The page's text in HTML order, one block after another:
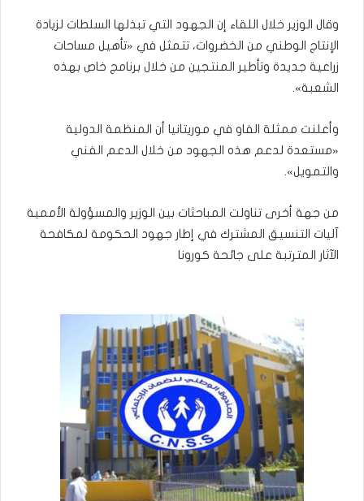
وقال الوزير خلال اللقاء إن الجهود التي تبذلها السلطات لزيادة
الإنتاج الوطني من الخضروات، تتمثل في «تأهيل مساحات
زراعية جديدة وتأطير المنتجين من خلال برنامج خاص بهذه
الشعبة».
وأعلنت ممثلة الفاو في موريتانيا أن المنظمة الدولية
«مستعدة لدعم هذه الجهود من خلال الدعم الفني
والتمويل».
من جهة أخرى تناولت المباحثات بين الوزير والمسؤولة الأممية
آليات التنسيق المشترك في إطار جهود الحكومة لمكافحة
الآثار المترتبة على جائحة كورونا